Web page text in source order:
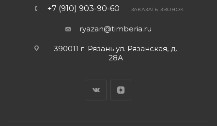
+7 (910) 903-90-60 ЗАКАЗАТЬ ЗВОНОК
ryazan@timberia.ru
390011 г. Рязань ул. Рязанская, д.
28А